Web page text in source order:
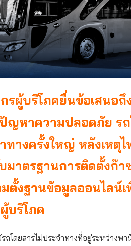
รผู้บริโภคยื่นข้อเสนอถึ
ญหาความปลอดภัย รถ
ทางครั้งใหญ่ หลังเหตุ
มาตรฐานการติดตั้งก๊า
ตั้งฐานข้อมูลออนไลน์
บริโภค
รถโดยสารไม่ประจำทางที่อยู่ระหว่างพ